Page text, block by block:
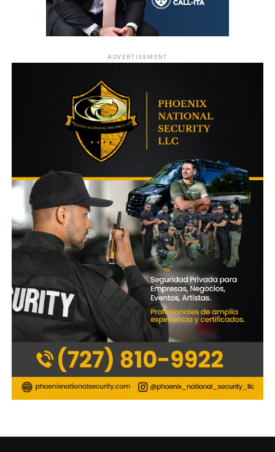
ADVERTISEMENT